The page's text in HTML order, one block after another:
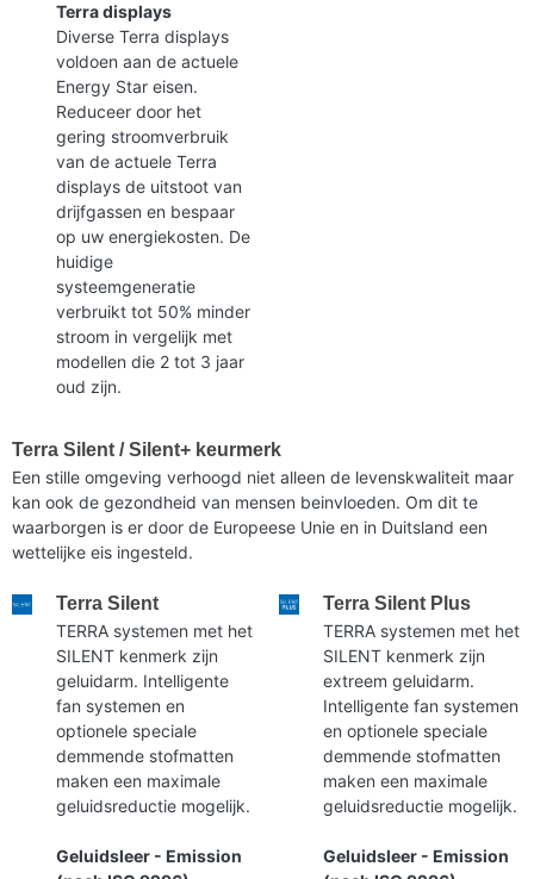
Terra displays
Diverse Terra displays
voldoen aan de actuele
Energy Star eisen.
Reduceer door het
gering stroomverbruik
van de actuele Terra
displays de uitstoot van
drijfgassen en bespaar
op uw energiekosten. De
huidige
systeemgeneratie
verbruikt tot 50% minder
stroom in vergelijk met
modellen die 2 tot 3 jaar
oud zijn.
Terra Silent / Silent+ keurmerk
Een stille omgeving verhoogd niet alleen de levenskwaliteit maar
kan ook de gezondheid van mensen beinvloeden. Om dit te
waarborgen is er door de Europeese Unie en in Duitsland een
wettelijke eis ingesteld.
Terra Silent
TERRA systemen met het
SILENT kenmerk zijn
geluidarm. Intelligente
fan systemen en
optionele speciale
demmende stofmatten
maken een maximale
geluidsreductie mogelijk.
Geluidsleer - Emission
Terra Silent Plus
TERRA systemen met het
SILENT kenmerk zijn
extreem geluidarm.
Intelligente fan systemen
en optionele speciale
demmende stofmatten
maken een maximale
geluidsreductie mogelijk.
Geluidsleer - Emission